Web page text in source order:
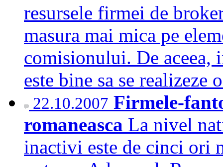
resursele firmei de
masura mai mica pe
comisionului. De aceea,
este bine sa se
22.10.2007 Firmele-
romaneasca La nivel
inactivi este de cinci ori